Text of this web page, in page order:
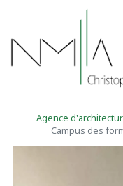
Agence
Campus des
Panneau de gestion des